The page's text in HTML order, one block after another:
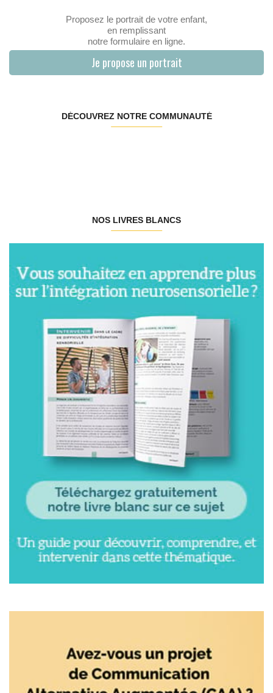
Proposez le portrait de votre enfant,
en remplissant
notre formulaire en ligne.
Je propose un portrait
DÉCOUVREZ NOTRE COMMUNAUTÉ
NOS LIVRES BLANCS